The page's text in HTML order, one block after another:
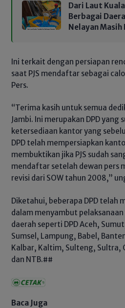
Dari Laut
Berbagai
Nelayan
Ini terkait dengan persiapan
saat PJS mendaftar sebagai
Pers.
“Terima kasih untuk semua
Jambi. Ini merupakan DPD yang
ketersediaan kantor yang
DPD telah mempersiapkan
membuktikan jika PJS sudah
mendaftar setelah dewan pers
revisi dari SOW tahun 2008,”
Diketahui, beberapa DPD telah
dalam menyambut
daerah seperti DPD Aceh,
Sumsel, Lampung, Babel,
Kalbar, Kaltim, Sulteng, Sultra,
dan NTB.##
Baca Juga